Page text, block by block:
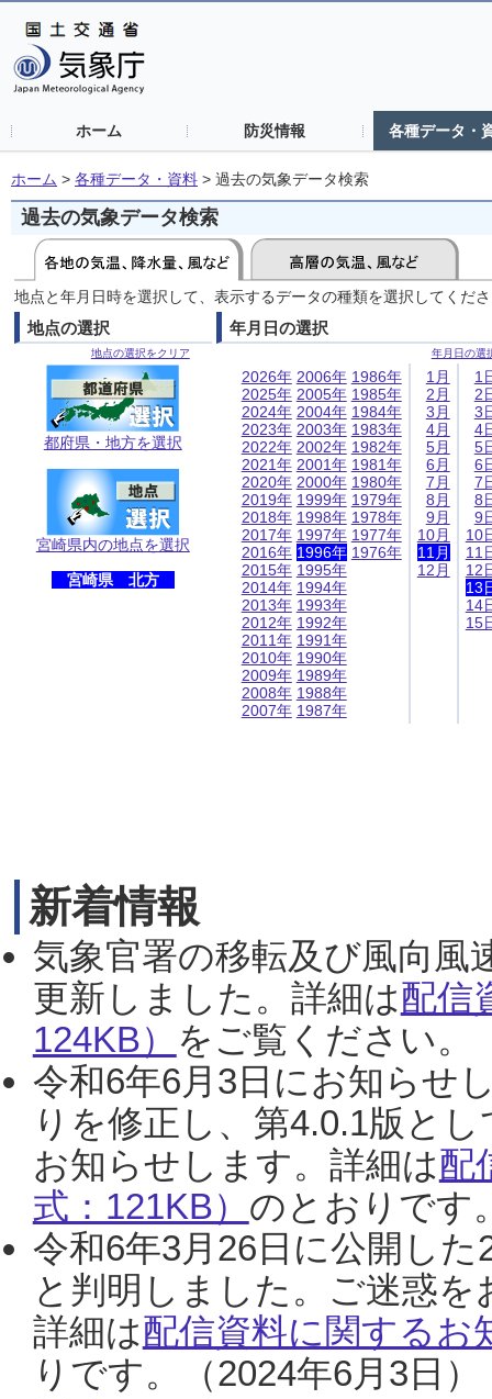
ホーム 防災情報 各種データ・
ホーム > 各種データ・資料 > 過去の気象データ検索
過去の気象データ検索
地点と年月日時を選択して、表示するデータの種類を選択してくだ
地点の選択
地点の選択をクリア
都府県・地方を選択
宮崎県内の地点を選択
宮崎県 北方
年月日の選択
年月日の選
2026年
2025年
2024年
2023年
2022年
2021年
2020年
2019年
2018年
2017年
2016年
2015年
2014年
2013年
2012年
2011年
2010年
2009年
2008年
2007年
2006年
2005年
2004年
2003年
2002年
2001年
2000年
1999年
1998年
1997年
1996年
1995年
1994年
1993年
1992年
1991年
1990年
1989年
1988年
1987年
1986年
1985年
1984年
1983年
1982年
1981年
1980年
1979年
1978年
1977年
1976年
1月
2月
3月
4月
5月
6月
7月
8月
9月
10月
11月
12月
1
2
3
4
5
6
7
8
9
10
11
12
13
14
15
新着情報
気象官署の移転及び風向風
更新しました。詳細は配信
124KB） をご覧ください。
令和6年6月3日にお知らせ
りを修正し、第4.0.1版と
お知らせします。詳細は配
式：121KB） のとおりです
令和6年3月26日に公開し
と判明しました。ご迷惑
詳細は配信資料に関するお
りです。（2024年6月3日）